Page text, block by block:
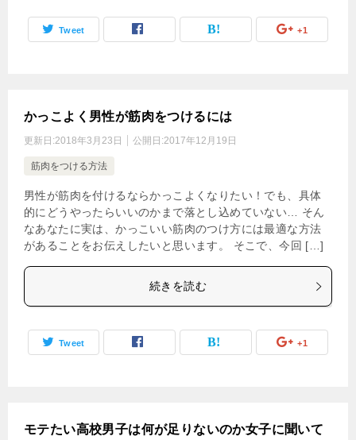
Tweet +1
かっこよく男性が筋肉をつけるには
更新日:2018年3月23日 公開日:2017年12月19日
筋肉をつける方法
男性が筋肉を付けるならかっこよくなりたい！でも、具体
的にどうやったらいいのかまで落とし込めていない… そん
なあなたに実は、かっこいい筋肉のつけ方には最適な方法
があることをお伝えしたいと思います。 そこで、今回 […]
続きを読む
Tweet +1
モテたい高校男子は何が足りないのか女子に聞いて